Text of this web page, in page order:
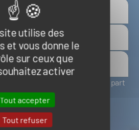
utilise des
et vous donne le
sur ceux que
activer
Tout accepter
Tout refuser
des articles d'actualité de la part
Atlantique